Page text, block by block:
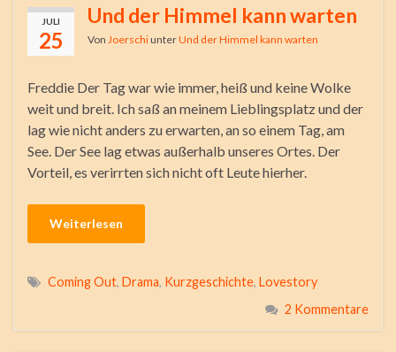
JULI
25
Und der Himmel kann warten
Von JoerschiunterUnd der Himmel kann warten
Freddie Der Tag war wie immer, heiß und keine Wolke
weit und breit. Ich saß an meinem Lieblingsplatz und der
lag wie nicht anders zu erwarten, an so einem Tag, am
See. Der See lag etwas außerhalb unseres Ortes. Der
Vorteil, es verirrten sich nicht oft Leute hierher.
Weiterlesen
Coming Out, Drama, Kurzgeschichte, Lovestory
2 Kommentare